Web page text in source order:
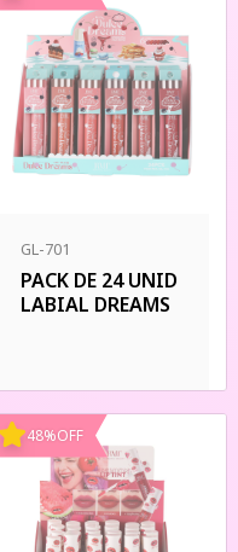
GL-701
PACK DE 24 UNID
LABIAL DREAMS
48%OFF